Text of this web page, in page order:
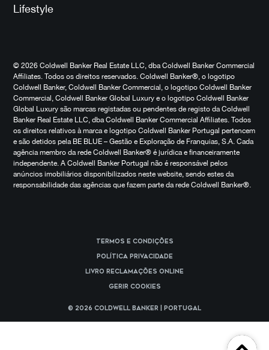
Lifestyle
© 2026 Coldwell Banker Real Estate LLC, dba Coldwell Banker Commercial
Affiliates. Todos os direitos reservados. Coldwell Banker®, o logotipo
Coldwell Banker, Coldwell Banker Commercial, o logotipo Coldwell Banker
Commercial, Coldwell Banker Global Luxury e o logotipo Coldwell Banker
Global Luxury são marcas registadas ou pendentes de registo da Coldwell
Banker Real Estate LLC, dba Coldwell Banker Commercial Affiliates. Todos
os direitos relativos à marca e logotipo Coldwell Banker Portugal pertencem
e são detidos pela BE BLUE – Gestão e Exploração de Franquias, S.A. Cada
agência membro da rede Coldwell Banker® é jurídica e financeiramente
independente. A Coldwell Banker Portugal não é responsável pelos
anúncios imobiliários disponibilizados neste website, sendo estes da
responsabilidade das agências que fazem parte da rede Coldwell Banker®.
Termos e Condições
Política Privacidade
Livro reclamações online
Gerir cookies
© 2026 Coldwell Banker | Portugal